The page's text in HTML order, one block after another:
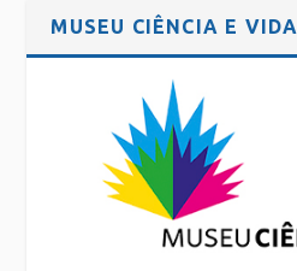
MUSEU CIÊNCIA E VIDA